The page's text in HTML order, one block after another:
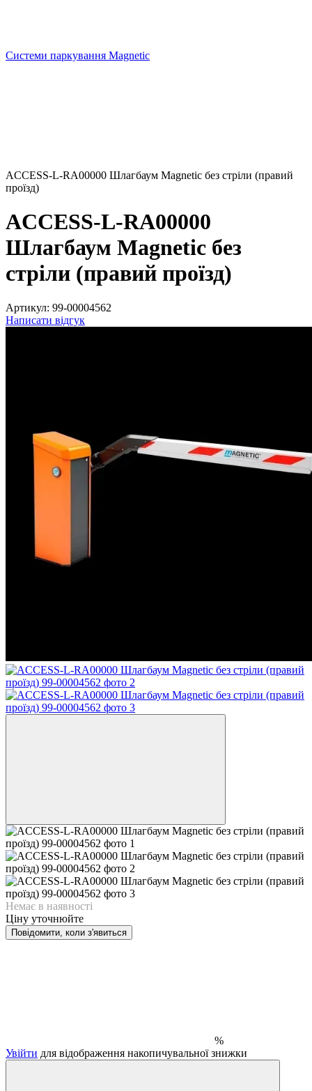
Системи паркування Magnetic
ACCESS-L-RA00000 Шлагбаум Magnetic без стріли (правий
проїзд)
ACCESS-L-RA00000
Шлагбаум Magnetic без
стріли (правий проїзд)
Артикул: 99-00004562
Написати відгук
Немає в наявності
Ціну уточнюйте
Повідомити, коли з'явиться
%
Увійти для відображення накопичувальної знижки